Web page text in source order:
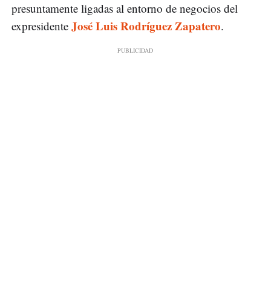
presuntamente ligadas al entorno de negocios del
expresidente José Luis Rodríguez Zapatero.